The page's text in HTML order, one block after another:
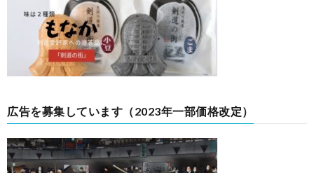
広告を募集しています（2023年一部価格改定）